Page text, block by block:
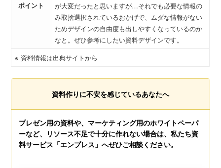
ポイント
が大変だったと思いますが…それでも必要な情報の
み取捨選択されているおかげで、ムダな情報がない
ためデザインの自由度も出しやすくなっているのか
なと。ぜひ参考にしたい資料デザインです。
※ 資料情報は出典サイトから
資料作りに不安を感じているあなたへ
プレゼン用の資料や、マーケティング用のホワイトペーパ
ーなど、リソース不足で十分に作れない場合は、私たち資
料サービス「エンプレス」へぜひご相談ください。